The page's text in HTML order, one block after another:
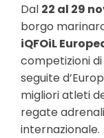
Dal 22 al 29
borgo
iQFOiL
competizioni
seguite
migliori atleti
regate
internazionale.